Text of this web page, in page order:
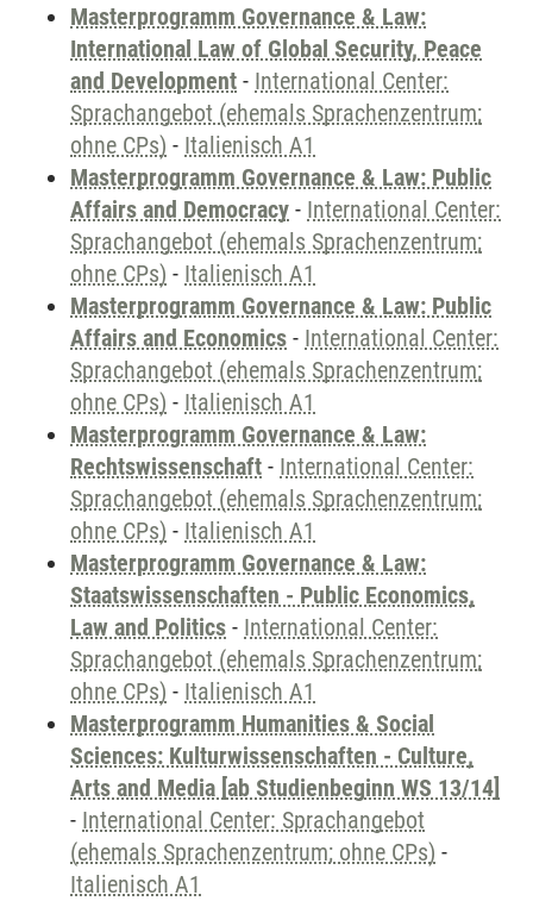
Masterprogramm Governance & Law:
International Law of Global Security, Peace
and Development - International Center:
Sprachangebot (ehemals Sprachenzentrum;
ohne CPs) - Italienisch A1
Masterprogramm Governance & Law: Public
Affairs and Democracy - International Center:
Sprachangebot (ehemals Sprachenzentrum;
ohne CPs) - Italienisch A1
Masterprogramm Governance & Law: Public
Affairs and Economics - International Center:
Sprachangebot (ehemals Sprachenzentrum;
ohne CPs) - Italienisch A1
Masterprogramm Governance & Law:
Rechtswissenschaft - International Center:
Sprachangebot (ehemals Sprachenzentrum;
ohne CPs) - Italienisch A1
Masterprogramm Governance & Law:
Staatswissenschaften - Public Economics,
Law and Politics - International Center:
Sprachangebot (ehemals Sprachenzentrum;
ohne CPs) - Italienisch A1
Masterprogramm Humanities & Social
Sciences: Kulturwissenschaften - Culture,
Arts and Media [ab Studienbeginn WS 13/14]
- International Center: Sprachangebot
(ehemals Sprachenzentrum; ohne CPs) -
Italienisch A1